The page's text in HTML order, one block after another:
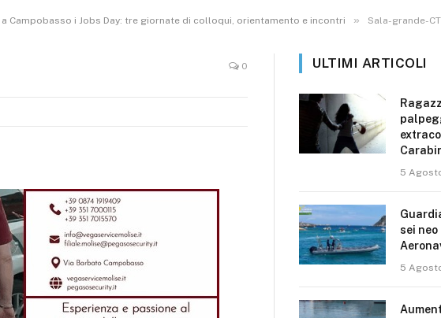
Campobasso i Jobs Day: tre giornate di colloqui, orientamento e incontri » Sala-grande-
0 ULTIMI ARTICOLI
5
sei
5